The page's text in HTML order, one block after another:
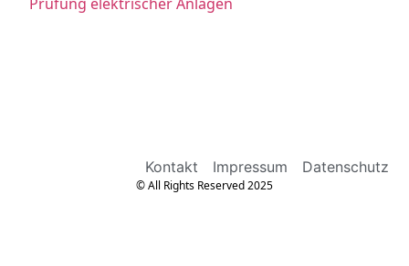
Kontakt Impressum Datenschutz
© All Rights Reserved 2025